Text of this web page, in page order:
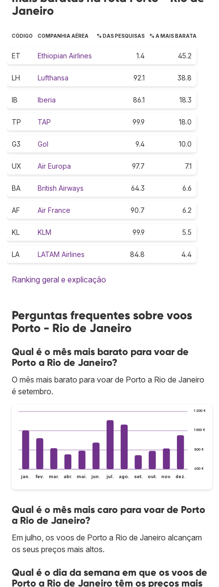
Janeiro
CÓDIGO COMPANHIA AÉREA % DAS PESQUISAS % A MAIS BARATA
ET Ethiopian Airlines 1.4 45.2
LH Lufthansa 92.1 38.8
IB Iberia 86.1 18.3
TP TAP 99.9 18.0
G3 Gol 9.4 10.0
UX Air Europa 97.7 7.1
BA British Airways 64.3 6.6
AF Air France 90.7 6.2
KL KLM 99.9 5.5
LA LATAM Airlines 84.8 4.4
Ranking geral e explicação
Perguntas frequentes sobre voos
Porto - Rio de Janeiro
Qual é o mês mais barato para voar de
Porto a Rio de Janeiro?
O mês mais barato para voar de Porto a Rio de Janeiro
é setembro.
600 €
800 €
1 000 €
1 200 €
jan. fev. mar. abr. mai. jun. jul. ago. set. out. nov. dez.
Qual é o mês mais caro para voar de Porto
a Rio de Janeiro?
Em julho, os voos de Porto a Rio de Janeiro alcançam
os seus preços mais altos.
Qual é o dia da semana em que os voos de
Porto a Rio de Janeiro têm os preços mais